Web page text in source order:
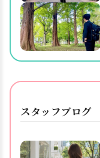
スタッフブログ